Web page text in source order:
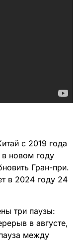
с 2019 года
в новом году
Гран-при.
в 2024 году 24
три паузы:
в августе,
между